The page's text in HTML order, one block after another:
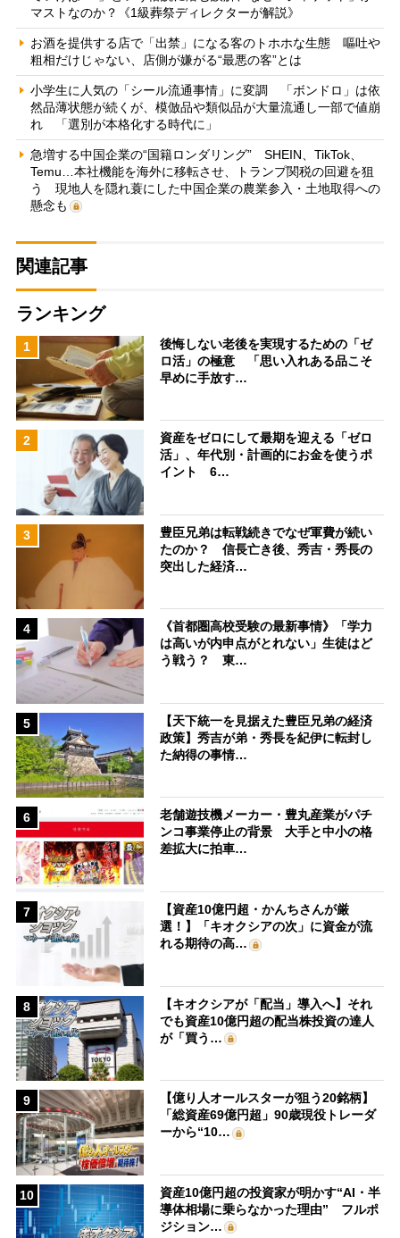
マストなのか？《1級葬祭ディレクターが解説》
お酒を提供する店で「出禁」になる客のトホホな生態 嘔吐や
粗相だけじゃない、店側が嫌がる“最悪の客”とは
小学生に人気の「シール流通事情」に変調 「ボンドロ」は依
然品薄状態が続くが、模倣品や類似品が大量流通し一部で値崩
れ 「選別が本格化する時代に」
急増する中国企業の“国籍ロンダリング” SHEIN、TikTok、
Temu…本社機能を海外に移転させ、トランプ関税の回避を狙
う 現地人を隠れ蓑にした中国企業の農業参入・土地取得への
懸念も
関連記事
ランキング
1
後悔しない老後を実現するための「ゼ
ロ活」の極意 「思い入れある品こそ
早めに手放す…
2
資産をゼロにして最期を迎える「ゼロ
活」、年代別・計画的にお金を使うポ
イント 6…
3
豊臣兄弟は転戦続きでなぜ軍費が続い
たのか？ 信長亡き後、秀吉・秀長の
突出した経済…
4
《首都圏高校受験の最新事情》「学力
は高いが内申点がとれない」生徒はど
う戦う？ 東…
5
【天下統一を見据えた豊臣兄弟の経済
政策】秀吉が弟・秀長を紀伊に転封し
た納得の事情…
6
老舗遊技機メーカー・豊丸産業がパチ
ンコ事業停止の背景 大手と中小の格
差拡大に拍車…
7
【資産10億円超・かんちさんが厳
選！】「キオクシアの次」に資金が流
れる期待の高…
8
【キオクシアが「配当」導入へ】それ
でも資産10億円超の配当株投資の達人
が「買う…
9
【億り人オールスターが狙う20銘柄】
「総資産69億円超」90歳現役トレーダ
ーから“10…
10
資産10億円超の投資家が明かす“AI・半
導体相場に乗らなかった理由” フルポ
ジション…